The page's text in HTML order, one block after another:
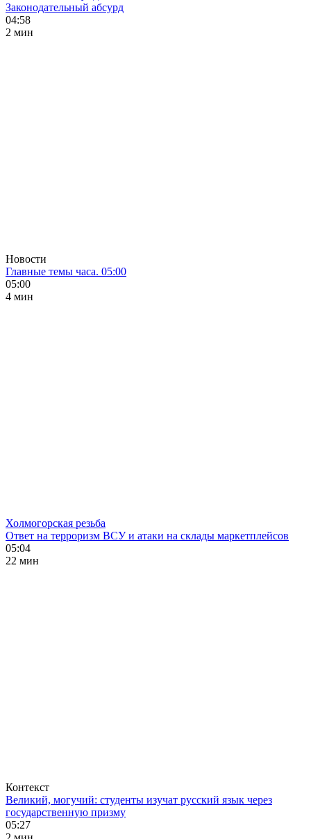
Законодательный абсурд
04:58
2 мин
Новости
Главные темы часа. 05:00
05:00
4 мин
Холмогорская резьба
Ответ на терроризм ВСУ и атаки на склады маркетплейсов
05:04
22 мин
Контекст
Великий, могучий: студенты изучат русский язык через
государственную призму
05:27